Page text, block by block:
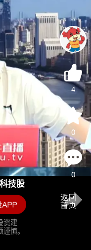
4
0
0
技股
资建
慎。